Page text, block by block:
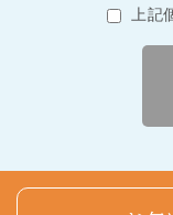
・ 当社が提供し
びに調査協力の
・ 当社が利用者
会員の個人情
ただし、以下に
・ 法令に基づく場
・ 人の生命、身
上記